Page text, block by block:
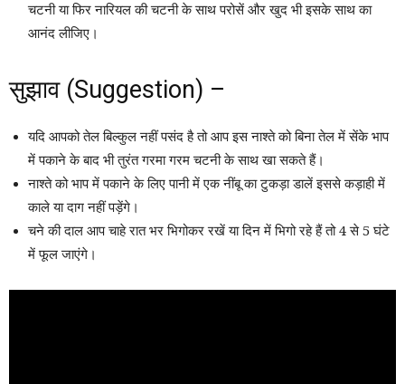
चटनी या फिर नारियल की चटनी के साथ परोसें और खुद भी इसके साथ का
आनंद लीजिए।
सुझाव (Suggestion) –
यदि आपको तेल बिल्कुल नहीं पसंद है तो आप इस नाश्ते को बिना तेल में सेंके भाप
में पकाने के बाद भी तुरंत गरमा गरम चटनी के साथ खा सकते हैं।
नाश्ते को भाप में पकाने के लिए पानी में एक नींबू का टुकड़ा डालें इससे कड़ाही में
काले या दाग नहीं पड़ेंगे।
चने की दाल आप चाहे रात भर भिगोकर रखें या दिन में भिगो रहे हैं तो 4 से 5 घंटे
में फूल जाएंगे।